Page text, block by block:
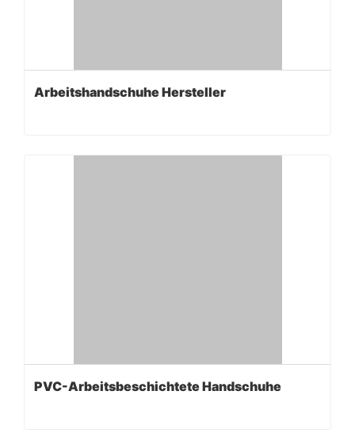
Arbeitshandschuhe Hersteller
PVC-Arbeitsbeschichtete Handschuhe